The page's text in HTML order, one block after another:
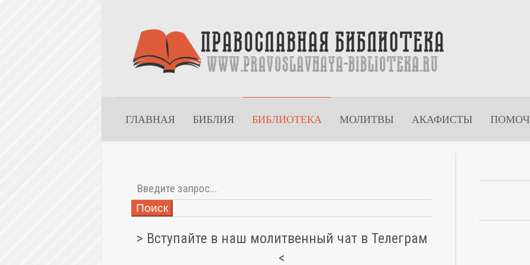
ГЛАВНАЯ БИБЛИЯ БИБЛИОТЕКА МОЛИТВЫ АКАФИСТЫ
Поиск
> Вступайте в наш молитвенный чат в Телеграм
<